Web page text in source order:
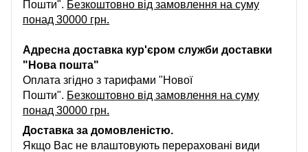
Пошти". Безкоштовно від замовлення на суму
понад 30000 грн.
Адресна доставка кур'єром служби доставки
"Нова пошта"
Оплата згідно з тарифами "Нової
Пошти". Безкоштовно від замовлення на суму
понад 30000 грн.
Доставка за домовленістю.
Якщо Вас не влаштовують перераховані види